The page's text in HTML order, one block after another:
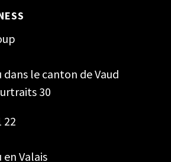
le canton de Vaud
30
22
Valais